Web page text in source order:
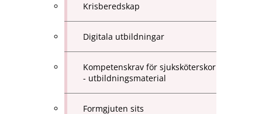
Krisberedskap
Digitala utbildningar
Kompetenskrav för sjuksköterskor
- utbildningsmaterial
Formgjuten sits